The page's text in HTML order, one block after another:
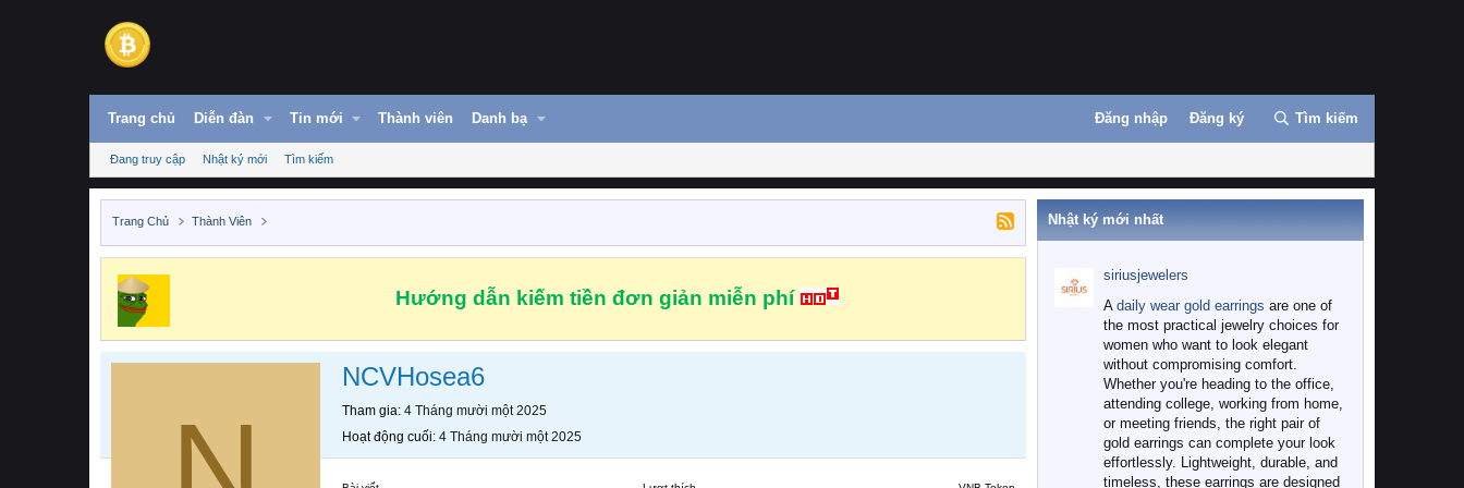
Trang chủ Diễn đàn Tin mới Thành viên Danh bạ Đăng nhập Đăng ký Tìm kiếm
Đang truy cập Nhật ký mới Tìm kiếm
Trang Chủ Thành Viên
Hướng dẫn kiếm tiền đơn giản miễn phí
NCVHosea6
Tham gia 4 Tháng mười một 2025
Hoạt động cuối 4 Tháng mười một 2025
Nhật ký mới nhất
siriusjewelers
A daily wear gold earrings are one of
the most practical jewelry choices for
women who want to look elegant
without compromising comfort.
Whether you're heading to the office,
attending college, working from home,
or meeting friends, the right pair of
gold earrings can complete your look
effortlessly. Lightweight, durable, and
timeless, these earrings are designed